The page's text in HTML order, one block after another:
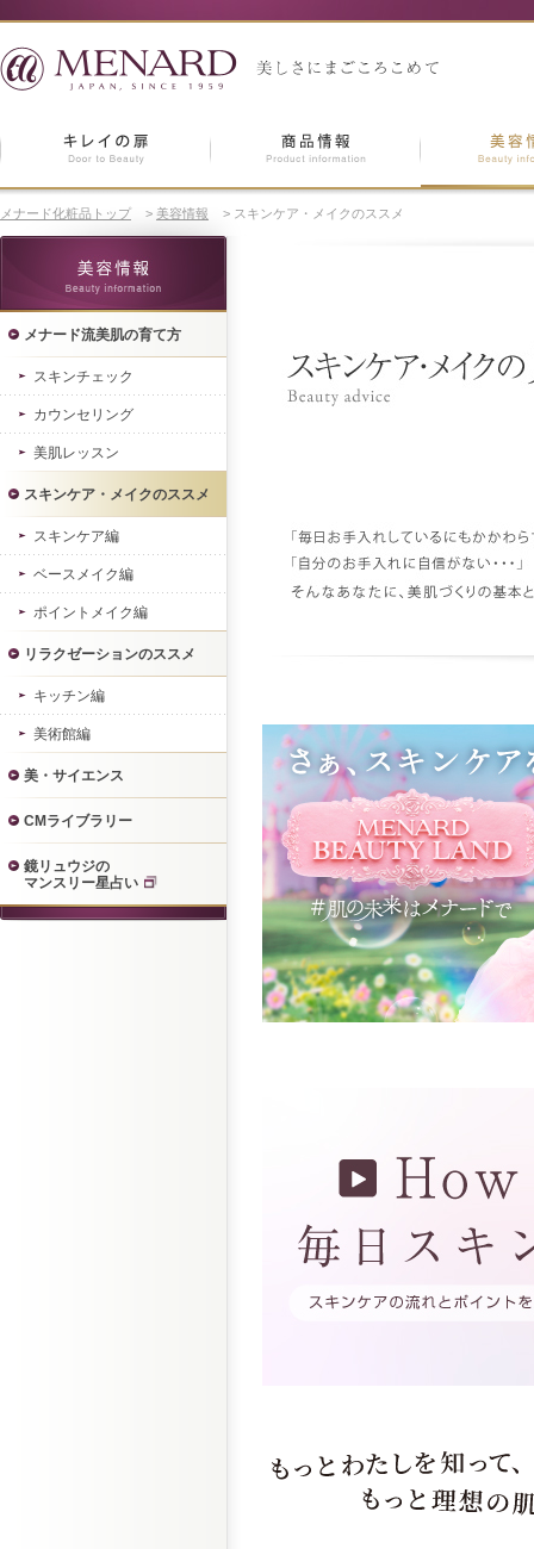
メナード化粧品トップ > 美容情報 > スキンケア・メイクのススメ
メナード流美肌の育て方
スキンチェック
カウンセリング
美肌レッスン
スキンケア・メイクのススメ
スキンケア編
ベースメイク編
ポイントメイク編
リラクゼーションのススメ
キッチン編
美術館編
美・サイエンス
CMライブラリー
鏡リュウジの
マンスリー星占い